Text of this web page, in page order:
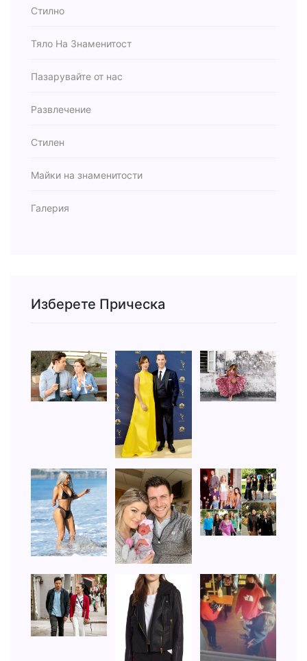
Стилно
Тяло На Знаменитост
Пазарувайте от нас
Развлечение
Стилен
Майки на знаменитости
Галерия
Изберете Прическа